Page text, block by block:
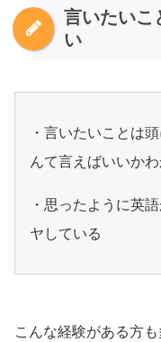
言いたいこ
い
・言いたいことは
んて言えばいいか
・思ったように英
ヤしている
こんな経験がある方も